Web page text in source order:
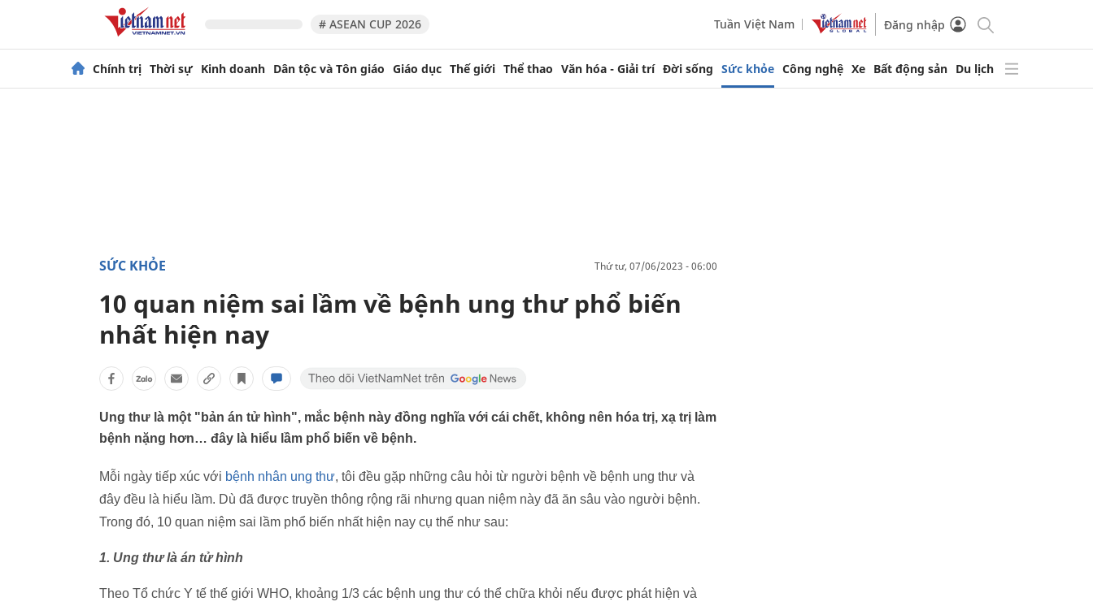
# ASEAN CUP 2026 Tuần Việt Nam Đăng nhập
Chính trị Thời sự Kinh doanh Dân tộc và Tôn giáo Giáo dục Thế giới Thể thao Văn hóa - Giải trí Đời sống Sức khỏe Công nghệ Xe Bất động sản Du lịch
SỨC KHỎE thứ tư, 07/06/2023 - 06:00
10 quan niệm sai lầm về bệnh ung thư phổ biến
nhất hiện nay
Ung thư là một "bản án tử hình", mắc bệnh này đồng nghĩa với cái chết, không nên hóa trị, xạ trị làm
bệnh nặng hơn… đây là hiểu lầm phổ biến về bệnh.
Mỗi ngày tiếp xúc với bệnh nhân ung thư, tôi đều gặp những câu hỏi từ người bệnh về bệnh ung thư và
đây đều là hiểu lầm. Dù đã được truyền thông rộng rãi nhưng quan niệm này đã ăn sâu vào người bệnh.
Trong đó, 10 quan niệm sai lầm phổ biến nhất hiện nay cụ thể như sau:
1. Ung thư là án tử hình
Theo Tổ chức Y tế thế giới WHO, khoảng 1/3 các bệnh ung thư có thể chữa khỏi nếu được phát hiện và